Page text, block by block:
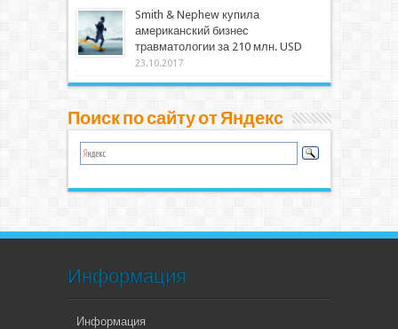
Smith & Nephew купила
американский бизнес
травматологии за 210 млн. USD
23.10.2017
Поиск по сайту от Яндекс
Информация
Информация